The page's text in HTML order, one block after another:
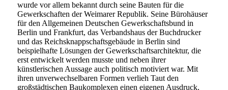
wurde vor allem bekannt durch seine Bauten für die
Gewerkschaften der Weimarer Republik. Seine Bürohäuser
für den Allgemeinen Deutschen Gewerkschaftsbund in
Berlin und Frankfurt, das Verbandshaus der Buchdrucker
und das Reichsknappschaftsgebäude in Berlin sind
beispielhafte Lösungen der Gewerkschaftsarchitektur, die
erst entwickelt werden musste und neben ihrer
künstlerischen Aussage auch politisch motiviert war. Mit
ihren unverwechselbaren Formen verlieh Taut den
großstädtischen Baukomplexen einen eigenen Ausdruck,